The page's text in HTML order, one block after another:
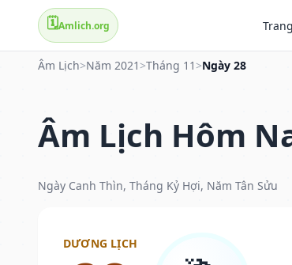
🗓️Amlich.org
Âm Lịch>Năm 2021 >Tháng 11 >Ngày 28
Âm Lịch Hôm
Ngày Canh Thìn, Tháng Kỷ Hợi, Năm Tân Sửu
DƯƠNG LỊCH